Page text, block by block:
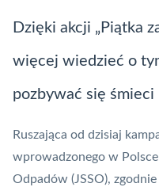
Dzięki akcji „Piątka
więcej wiedzieć o
pozbywać się śmieci
Ruszająca od dzisiaj
wprowadzonego w
Odpadów (JSSO),